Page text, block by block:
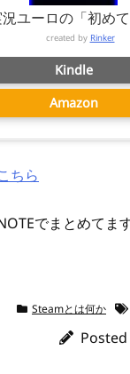
ユーロの「初めて
created by Rinker
Kindle
Amazon
ちら
でまとめてます
Steamとは何か